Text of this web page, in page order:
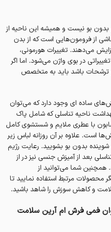
بدون بو نیست و همیشه این ناحیه از
از فرومون‌هایی است که از بدن
می‌دهند. تغییرات هورمونی،
در بوی واژن می‌شود. اما اگر
ترشحات باشد باید به متخصص
ساده ای وجود دارد که می‌توان
ناحیه تناسلی که شامل پاک
با عطری ملایم و شستشوی کامل
است. علاوه بر آن روزانه لباس زیر
شوینده بدون بو بشویید. رعایت رژیم
بعد از آمیزش جنسی نیز در از
شما می‌توانید از
محصولات مرتبط استفاده نمایید تا
و کاهش سوزش را شاهد باشید.
فمی فرش ام آرین سلامت